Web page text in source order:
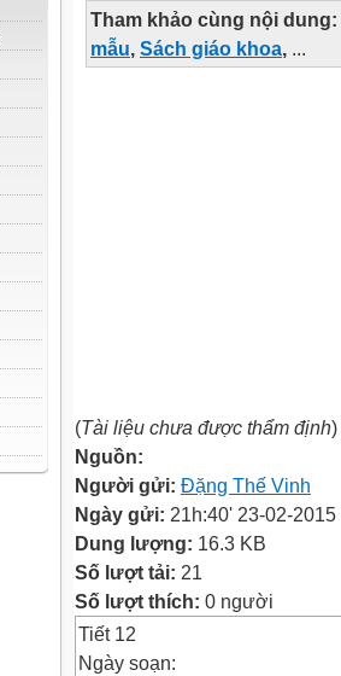
Tham khảo cùng nội dung:
mẫu, Sách giáo khoa, ...
(Tài liệu chưa được thẩm định)
Nguồn:
Người gửi: Đặng Thế Vinh
Ngày gửi: 21h:40' 23-02-2015
Dung lượng: 16.3 KB
Số lượt tải: 21
Số lượt thích: 0 người
Tiết 12
Ngày soạn: